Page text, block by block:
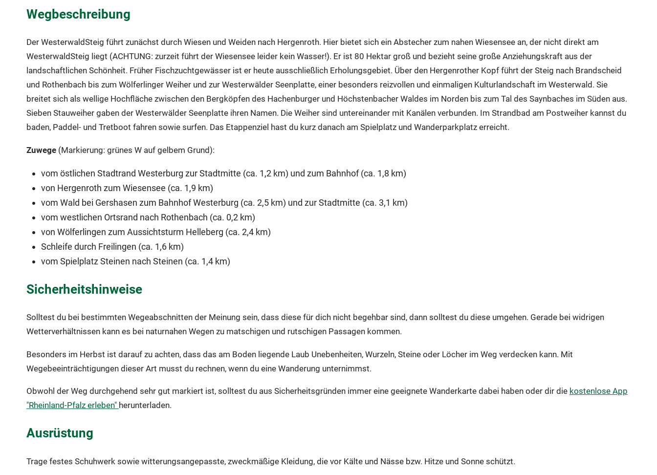
Wegbeschreibung
Der WesterwaldSteig führt zunächst durch Wiesen und Weiden nach Hergenroth. Hier bietet sich ein Abstecher zum nahen Wiesensee an, der nicht direkt am
WesterwaldSteig liegt (ACHTUNG: zurzeit führt der Wiesensee leider kein Wasser!). Er ist 80 Hektar groß und bezieht seine große Anziehungskraft aus der
landschaftlichen Schönheit. Früher Fischzuchtgewässer ist er heute ausschließlich Erholungsgebiet. Über den Hergenrother Kopf führt der Steig nach Brandscheid
und Rothenbach bis zum Wölferlinger Weiher und zur Westerwälder Seenplatte, einer besonders reizvollen und einmaligen Kulturlandschaft im Westerwald. Sie
breitet sich als wellige Hochfläche zwischen den Bergköpfen des Hachenburger und Höchstenbacher Waldes im Norden bis zum Tal des Saynbaches im Süden aus.
Sieben Stauweiher gaben der Westerwälder Seenplatte ihren Namen. Die Weiher sind untereinander mit Kanälen verbunden. Im Strandbad am Postweiher kannst du
baden, Paddel- und Tretboot fahren sowie surfen. Das Etappenziel hast du kurz danach am Spielplatz und Wanderparkplatz erreicht.
Zuwege (Markierung: grünes W auf gelbem Grund):
vom östlichen Stadtrand Westerburg zur Stadtmitte (ca. 1,2 km) und zum Bahnhof (ca. 1,8 km)
von Hergenroth zum Wiesensee (ca. 1,9 km)
vom Wald bei Gershasen zum Bahnhof Westerburg (ca. 2,5 km) und zur Stadtmitte (ca. 3,1 km)
vom westlichen Ortsrand nach Rothenbach (ca. 0,2 km)
von Wölferlingen zum Aussichtsturm Helleberg (ca. 2,4 km)
Schleife durch Freilingen (ca. 1,6 km)
vom Spielplatz Steinen nach Steinen (ca. 1,4 km)
Sicherheitshinweise
Solltest du bei bestimmten Wegeabschnitten der Meinung sein, dass diese für dich nicht begehbar sind, dann solltest du diese umgehen. Gerade bei widrigen
Wetterverhältnissen kann es bei naturnahen Wegen zu matschigen und rutschigen Passagen kommen.
Besonders im Herbst ist darauf zu achten, dass das am Boden liegende Laub Unebenheiten, Wurzeln, Steine oder Löcher im Weg verdecken kann. Mit
Wegebeeinträchtigungen dieser Art musst du rechnen, wenn du eine Wanderung unternimmst.
Obwohl der Weg durchgehend sehr gut markiert ist, solltest du aus Sicherheitsgründen immer eine geeignete Wanderkarte dabei haben oder dir die kostenlose App
"Rheinland-Pfalz erleben" herunterladen.
Ausrüstung
Trage festes Schuhwerk sowie witterungsangepasste, zweckmäßige Kleidung, die vor Kälte und Nässe bzw. Hitze und Sonne schützt.